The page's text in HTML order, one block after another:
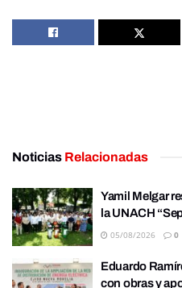
Noticias Relacionadas
Yamil Melgar
la UNACH
05/08/2026 0
Eduardo
con obras y